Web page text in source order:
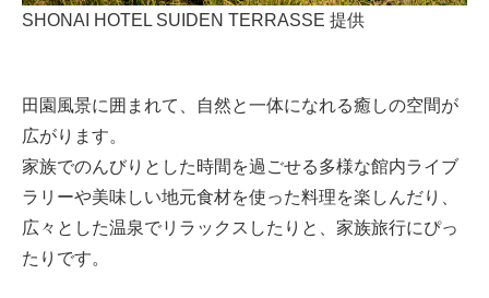
SHONAI HOTEL SUIDEN TERRASSE 提供
田園風景に囲まれて、自然と一体になれる癒しの空間が
広がります。
家族でのんびりとした時間を過ごせる多様な館内ライブ
ラリーや美味しい地元食材を使った料理を楽しんだり、
広々とした温泉でリラックスしたりと、家族旅行にぴっ
たりです。